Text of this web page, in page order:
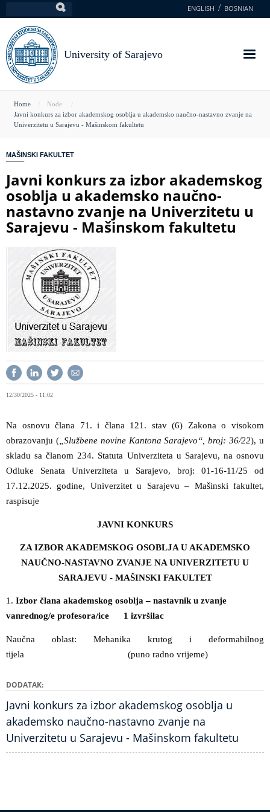
to
main
content
ENGLISH BOSNIAN
University of Sarajevo
You
are
Home
Node
Javni konkurs za izbor akademskog osoblja u akademsko naučno-nastavno zvanje na
Univerzitetu u Sarajevu - Mašinskom fakultetu
MAŠINSKI FAKULTET
Javni konkurs za izbor akademskog
osoblja u akademsko naučno-
nastavno zvanje na Univerzitetu u
Sarajevu - Mašinskom fakultetu
12/30/2025 - 11:02
Na osnovu člana 71. i člana 121. stav (6) Zakona o visokom
obrazovanju („Službene novine Kantona Sarajevo“, broj: 36/22), u
skladu sa članom 234. Statuta Univerziteta u Sarajevu, na osnovu
Odluke Senata Univerziteta u Sarajevo, broj: 01-16-11/25 od
17.12.2025. godine, Univerzitet u Sarajevu – Mašinski fakultet,
raspisuje
JAVNI KONKURS
ZA IZBOR AKADEMSKOG OSOBLJA U AKADEMSKO
NAUČNO-NASTAVNO ZVANJE NA UNIVERZITETU U
SARAJEVU - MAŠINSKI FAKULTET
1. Izbor člana akademskog osoblja – nastavnik u zvanje
vanrednog/e profesora/ice 1 izvršilac
Naučna oblast: Mehanika krutog i deformabilnog
tijela (puno radno vrijeme)
DODATAK
Javni konkurs za izbor akademskog osoblja u
akademsko naučno-nastavno zvanje na
Univerzitetu u Sarajevu - Mašinskom fakultetu